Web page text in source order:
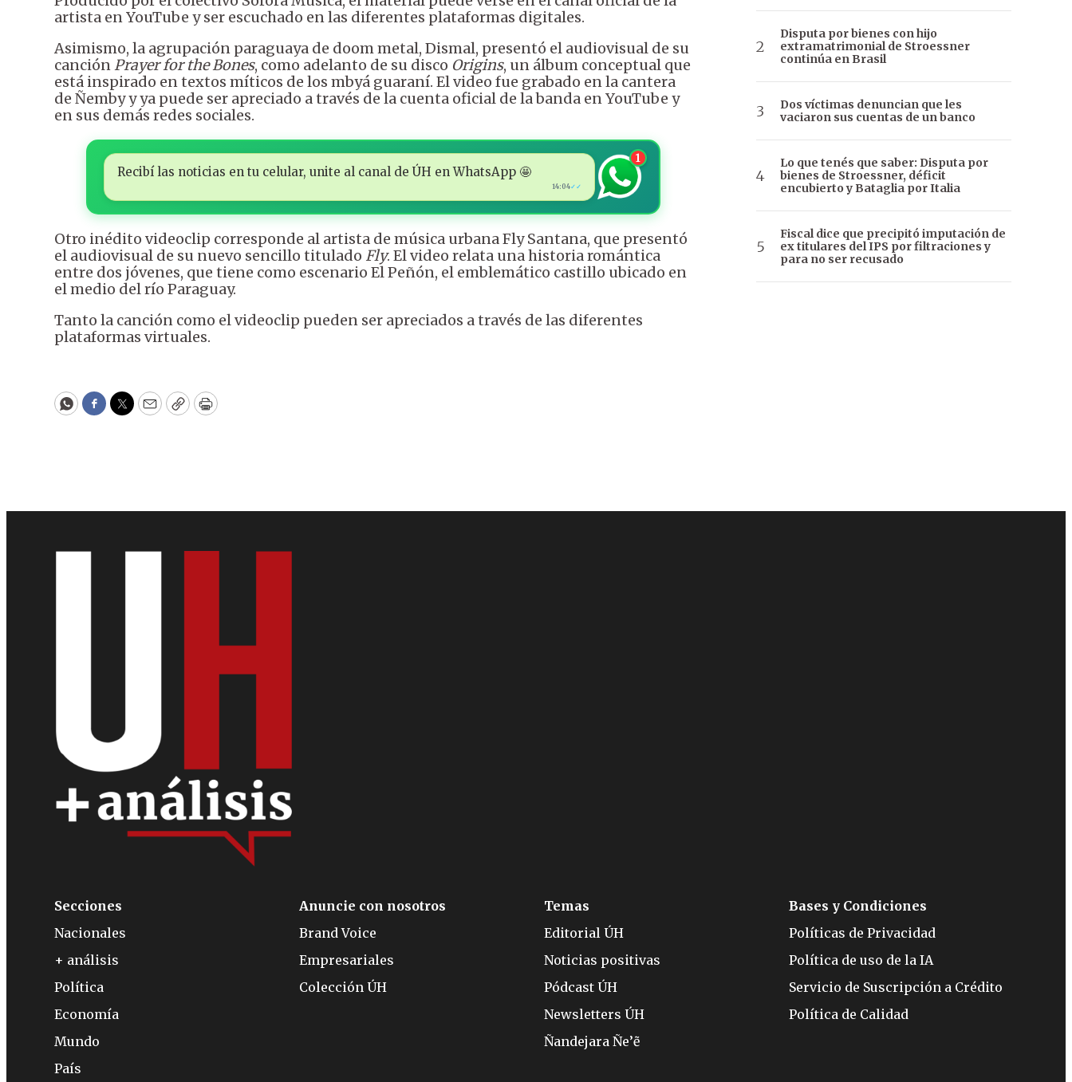
artista en YouTube y ser escuchado en las diferentes plataformas digitales.
Asimismo, la agrupación paraguaya de doom metal, Dismal, presentó el audiovisual de su
canciónPrayer for the Bones, como adelanto de su disco Origins, un álbum conceptual que
está inspirado en textos míticos de los mbyá guaraní. El video fue grabado en la cantera
de Ñemby y ya puede ser apreciado a través de la cuenta oficial de la banda en YouTube y
en sus demás redes sociales.
Recibí las noticias en tu celular, unite al canal de ÚH en WhatsApp 🤩
14:04✓✓
1
Otro inédito videoclip corresponde al artista de música urbana Fly Santana, que presentó
el audiovisual de su nuevo sencillo titulado Fly. El video relata una historia romántica
entre dos jóvenes, que tiene como escenario El Peñón, el emblemático castillo ubicado en
el medio del río Paraguay.
Tanto la canción como el videoclip pueden ser apreciados a través de las diferentes
plataformas virtuales.
WhatsApp
Facebook
Twitter
EmailCopyPrint
Disputa por bienes con hijo
extramatrimonial de Stroessner
continúa en Brasil
Dos víctimas denuncian que les
vaciaron sus cuentas de un banco
Lo que tenés que saber: Disputa por
bienes de Stroessner, déficit
encubierto y Bataglia por Italia
Fiscal dice que precipitó imputación de
ex titulares del IPS por filtraciones y
para no ser recusado
Secciones
Nacionales
+ análisis
Política
Economía
Mundo
País
Anuncie con nosotros
Brand Voice
Empresariales
Colección ÚH
Temas
Editorial ÚH
Noticias positivas
Pódcast ÚH
Newsletters ÚH
Ñandejara Ñe’ẽ
Bases y Condiciones
Políticas de Privacidad
Política de uso de la IA
Servicio de Suscripción a Crédito
Política de Calidad